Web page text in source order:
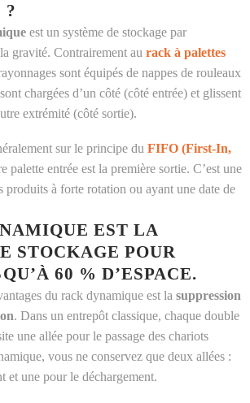
?
est un système de stockage par
gravité. Contrairement au rack à palettes
sont équipés de nappes de rouleaux
chargées d’un côté (côté entrée) et glissent
extrémité (côté sortie).
sur le principe du FIFO (First-In,
palette entrée est la première sortie. C’est une
produits à forte rotation ou ayant une date de
EST LA
STOCKAGE POUR
60 % D’ESPACE.
du rack dynamique est la suppression
. Dans un entrepôt classique, chaque double
une allée pour le passage des chariots
vous ne conservez que deux allées :
et une pour le déchargement.